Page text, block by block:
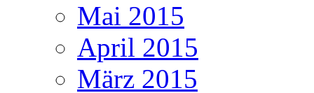
Mai 2015
April 2015
März 2015